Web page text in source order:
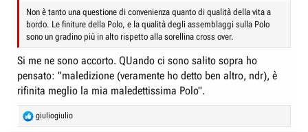
Non è tanto una questione di convenienza quanto di qualità della vita a
bordo. Le finiture della Polo, e la qualità degli assemblaggi sulla Polo
sono un gradino più in alto rispetto alla sorellina cross over.
Si me ne sono accorto. QUando ci sono salito sopra ho
pensato: "maledizione (veramente ho detto ben altro, ndr), è
rifinita meglio la mia maledettissima Polo".
R
e
giuliogiulio